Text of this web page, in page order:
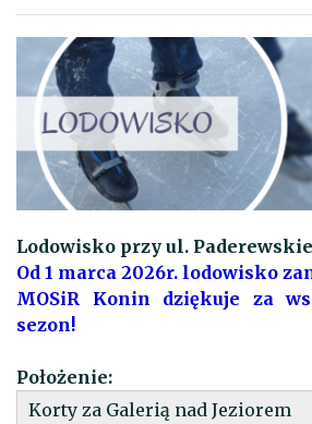
Lodowisko przy ul.
Od 1 marca 2026r. lodowisko
MOSiR Konin dziękuje za
sezon!
Położenie:
Korty za Galerią nad Jeziorem